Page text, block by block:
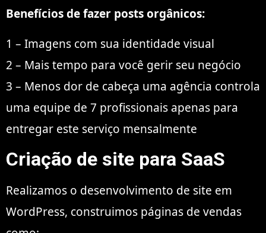
Benefícios de fazer posts orgânicos:
1 – Imagens com sua identidade visual
2 – Mais tempo para você gerir seu negócio
3 – Menos dor de cabeça uma agência controla
uma equipe de 7 profissionais apenas para
entregar este serviço mensalmente
Criação de site para SaaS
Realizamos o desenvolvimento de site em
WordPress, construimos páginas de vendas